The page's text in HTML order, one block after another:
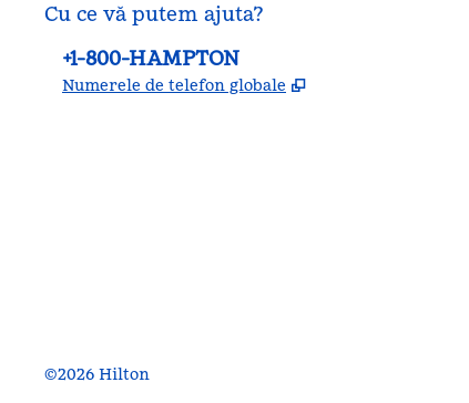
Cu ce vă putem ajuta?
Telefon:
+1-800-HAMPTON
Numerele de telefon globale ,
©2026 Hilton